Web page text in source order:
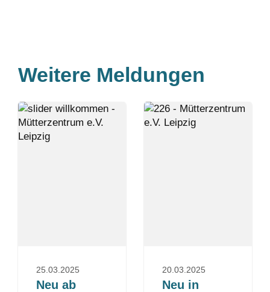
Weitere Meldungen
25.03.2025
Neu ab
20.03.2025
Neu in